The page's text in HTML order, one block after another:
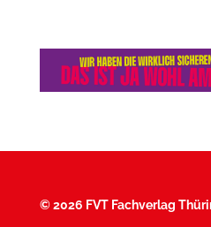
©2026 FVT Fachverlag